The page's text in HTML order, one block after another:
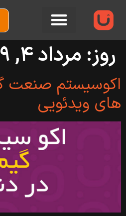
روز: مرداد ۴, ۱۳۹۹
اکوسیستم صنعت
های ویدئویی